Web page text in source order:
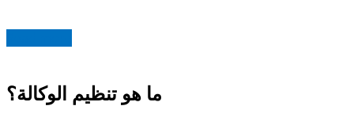
ما هو تنظيم الوكالة؟